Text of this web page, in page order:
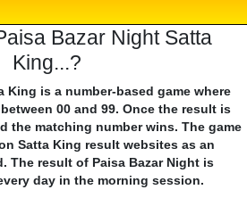
Bazar Night Satta
King...?
King is a number-based game where
00 and 99. Once the result is
the matching number wins. The game
Satta King result websites as an
The result of Paisa Bazar Night is
day in the morning session.